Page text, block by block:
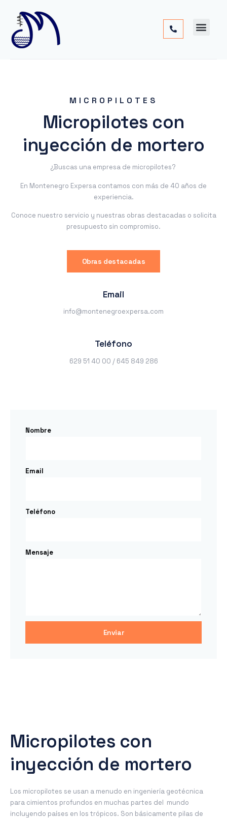
MICROPILOTES
Micropilotes con
inyección de mortero
¿Buscas una empresa de micropilotes?
En Montenegro Expersa contamos con más de 40 años de
experiencia.
Conoce nuestro servicio y nuestras obras destacadas o solicita
presupuesto sin compromiso.
Obras destacadas
Email
info@montenegroexpersa.com
Teléfono
629 51 40 00 / 645 849 286
Nombre
Email
Teléfono
Mensaje
Enviar
Micropilotes con
inyección de mortero
Los micropilotes se usan a menudo en ingeniería geotécnica
para cimientos profundos en muchas partes del mundo
incluyendo países en los trópicos. Son básicamente pilas de